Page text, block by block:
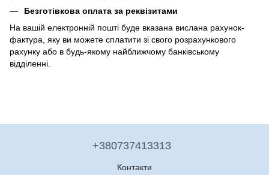
Безготівкова оплата за реквізитами
На вашій електронній пошті буде вказана вислана рахунок-
фактура, яку ви можете сплатити зі свого розрахункового
рахунку або в будь-якому найближчому банківському
відділенні.
+380737413313
Контакти